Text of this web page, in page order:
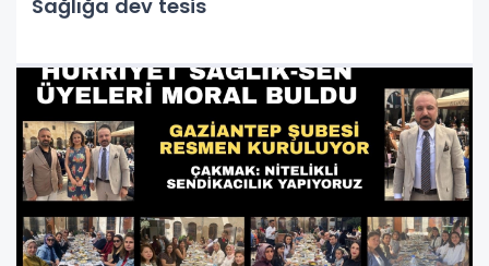
Sağlığa dev tesis